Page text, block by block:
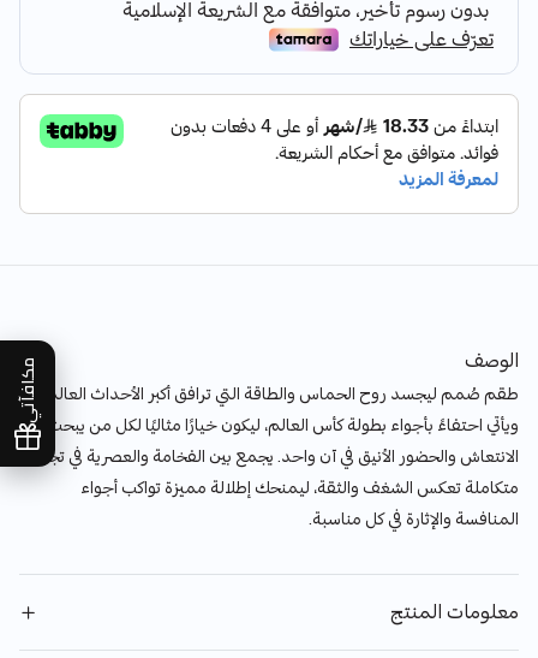
مكافآتي الوصف
طقم صُمم ليجسد روح الحماس والطاقة التي ترافق أكبر الأحداث العالمية،
ويأتي احتفاءً بأجواء بطولة كأس العالم، ليكون خيارًا مثاليًا لكل من يبحث عن
الانتعاش والحضور الأنيق في آن واحد. يجمع بين الفخامة والعصرية في تجربة
متكاملة تعكس الشغف والثقة، ليمنحك إطلالة مميزة تواكب أجواء
المنافسة والإثارة في كل مناسبة.
معلومات المنتج